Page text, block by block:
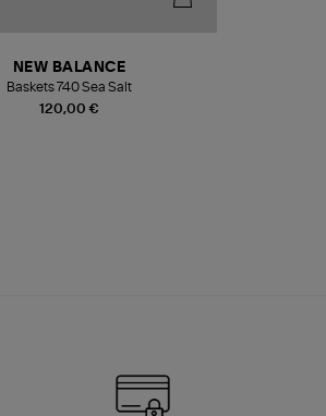
120,00 €
NEW BALANCE
Baskets 740 Sea Salt